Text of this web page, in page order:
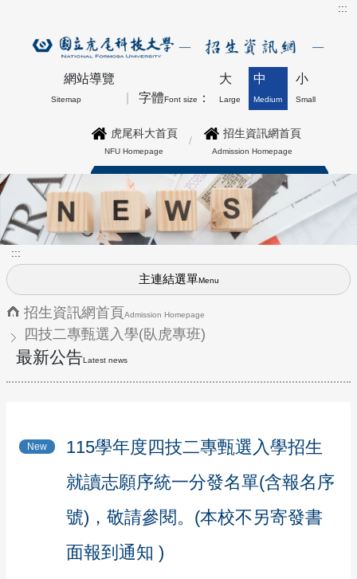
:::
網站導覽
Sitemap 字體Font size ：
大
Large
中
Medium
小
Small
虎尾科大首頁
NFU Homepage
招生資訊網首頁
Admission Homepage
博士班最新公告上方形象圖
:::
主連結選單Menu
招生資訊網首頁Admission Homepage
四技二專甄選入學(臥虎專班)
最新公告Latest news
New
115學年度四技二專甄選入學招生
就讀志願序統一分發名單(含報名序
號)，敬請參閱。(本校不另寄發書
面報到通知 )